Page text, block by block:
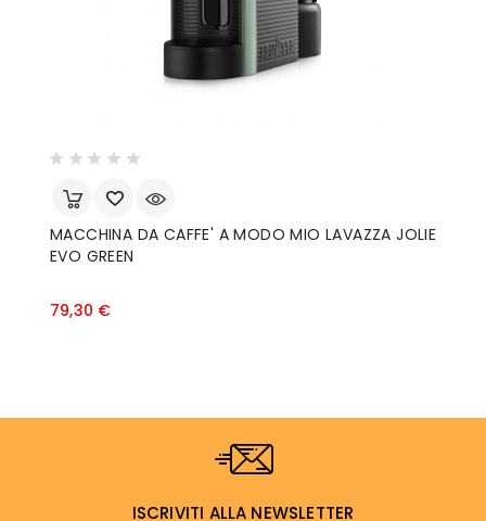
MACCHINA DA CAFFE' A MODO MIO LAVAZZA JOLIE
EVO GREEN
79,30 €Prezzo
ISCRIVITI ALLA NEWSLETTER